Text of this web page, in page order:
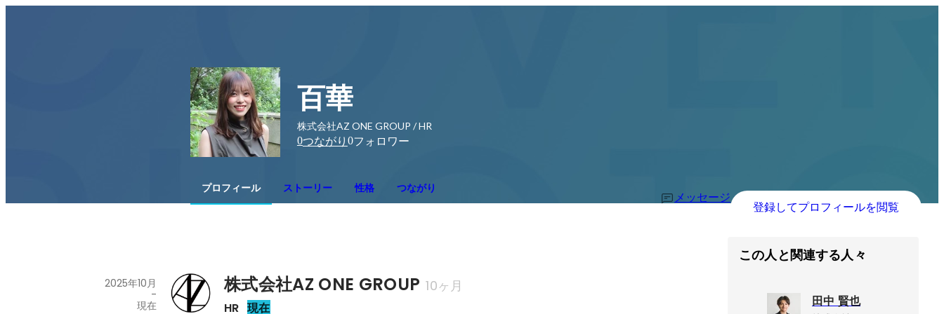
百華
株式会社AZ ONE GROUP / HR
0つながり 0フォロワー
プロフィール ストーリー 性格 つながり
メッセージ
登録してプロフィールを閲覧
株式会社AZ ONE GROUP 10ヶ月
HR 現在
2025年10月
-
現在
この人と関連する人々
田中 賢也